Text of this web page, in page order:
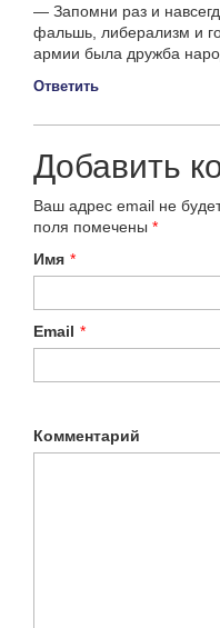
— Запомни раз и
фальшь, либерализм и
армии была дружба
Ответить
Добавить
Ваш адрес email не
поля помечены *
Имя *
Email *
Комментарий